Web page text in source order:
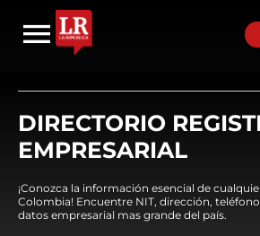
DIRECTORIO
EMPRESARIAL
¡Conozca la información esencial de
Colombia! Encuentre NIT, dirección,
datos empresarial mas grande del país.